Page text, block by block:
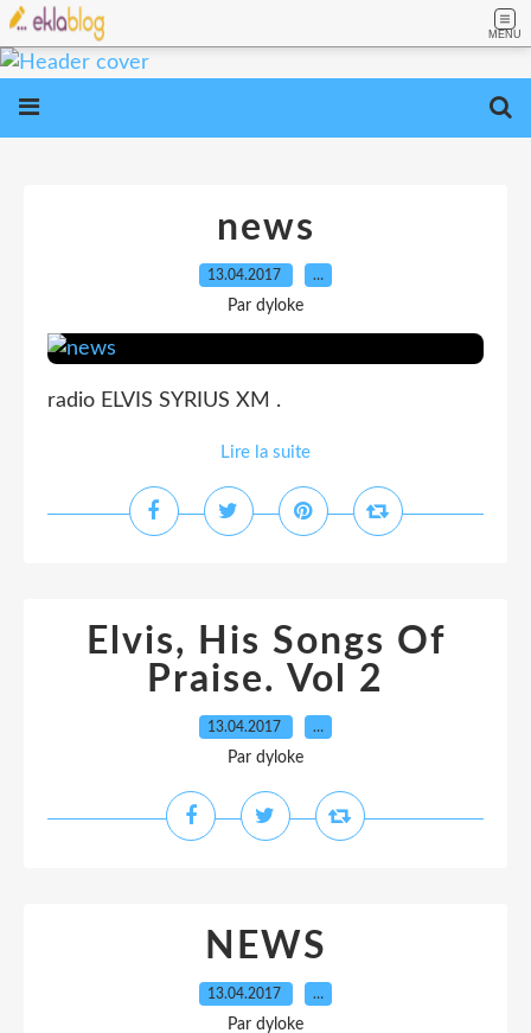
MENU
news
13.04.2017 …
Par dyloke
radio ELVIS SYRIUS XM .
Lire la suite
Elvis, His Songs Of
Praise. Vol 2
13.04.2017 …
Par dyloke
NEWS
13.04.2017 …
Par dyloke